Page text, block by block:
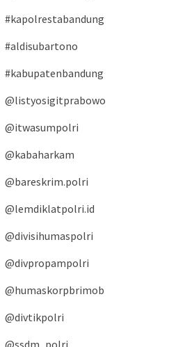
#kapolrestabandung
#aldisubartono
#kabupatenbandung
@listyosigitprabowo
@itwasumpolri
@kabaharkam
@bareskrim.polri
@lemdiklatpolri.id
@divisihumaspolri
@divpropampolri
@humaskorpbrimob
@divtikpolri